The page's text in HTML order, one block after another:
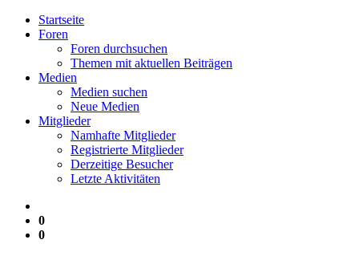
Startseite
Foren
Foren durchsuchen
Themen mit aktuellen Beiträgen
Medien
Medien suchen
Neue Medien
Mitglieder
Namhafte Mitglieder
Registrierte Mitglieder
Derzeitige Besucher
Letzte Aktivitäten
0
0